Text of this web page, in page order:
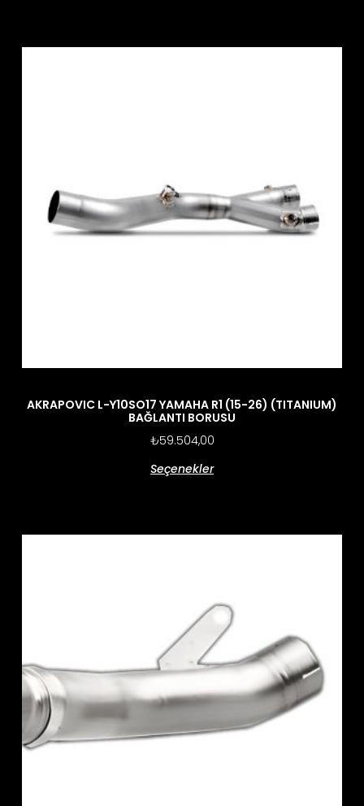
AKRAPOVIC L-Y10SO17 YAMAHA R1 (15-26) (TITANIUM)
BAĞLANTI BORUSU
₺59.504,00
Seçenekler